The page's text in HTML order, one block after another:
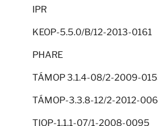
IPR
KEOP-5.5.0/B/12-2013-0161
PHARE
TÁMOP 3.1.4-08/2-2009-
TÁMOP-3.3.8-12/2-2012-
TIOP-1.1.1-07/1-2008-0095